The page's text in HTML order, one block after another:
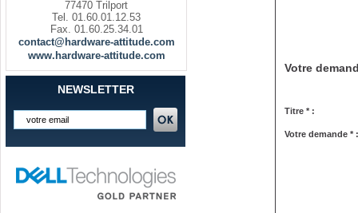
77470 Trilport
Tel. 01.60.01.12.53
Fax. 01.60.25.34.01
contact@hardware-attitude.com
www.hardware-attitude.com
NEWSLETTER
Votre
Titre * :
Votre demande * :